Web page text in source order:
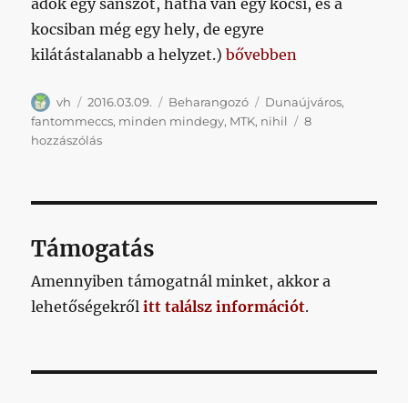
adok egy sanszot, hátha van egy kocsi, és a
kocsiban még egy hely, de egyre
kilátástalanabb a helyzet.)„Fantommeccs a
bővebben
Szerző
vh Közzétéve
2016.03.09. Kategória
Beharangozó Címke
Dunaújváros,
fantommeccs, minden mindegy, MTK, nihil
8
hozzászólásFantommeccs
bejegyzéshez
Támogatás
Amennyiben támogatnál minket, akkor a
lehetőségekrőlitt találsz információt.